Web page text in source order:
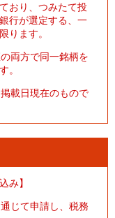
おり、つみたて投
行が選定する、一
ります。
両方で同一銘柄を
。
載日現在のもので
み】
じて申請し、税務